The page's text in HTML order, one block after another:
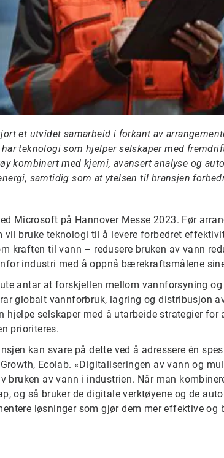
et utvidet samarbeid i forkant av
har teknologi som hjelper selskaper med
kombinert med kjemi, avansert analyse og
samtidig som at ytelsen til bransjen
Microsoft på Hannover Messe 2023. Før
vil bruke teknologi til å levere forbedret
kraften til vann – redusere bruken av vann
industri med å oppnå bærekraftsmålene
antar at forskjellen mellom vannforsyning
globalt vannforbruk, lagring og distribusjon
hjelpe selskaper med å utarbeide strategier for
prioriteres.
kan svare på dette ved å adressere én
Ecolab. «Digitaliseringen av vann og
bruken av vann i industrien. Når man
og så bruker de digitale verktøyene og de
løsninger som gjør dem mer effektive